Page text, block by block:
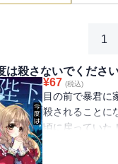
1
は殺さないでくださ
¥67 (税込)
目の前で暴君に
殺されることに
頃に戻っていた
ルペルトの侍